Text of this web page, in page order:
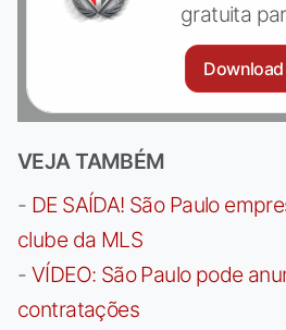
gratuita
Download
VEJA TAMBÉM
- DE SAÍDA! São Paulo
clube da MLS
- VÍDEO: São Paulo pode
contratações